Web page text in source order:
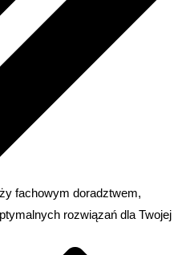
fachowym doradztwem,
rozwiązań dla Twojej